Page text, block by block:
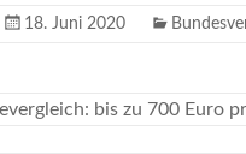
18. Juni 2020
bis zu 700 Euro